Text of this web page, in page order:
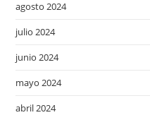
agosto 2024
julio 2024
junio 2024
mayo 2024
abril 2024